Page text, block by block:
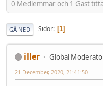
0 Medlemmar och 1 Gäst
GÅ NED Sidor 1
iller Global
21 December, 2020, 21:41:50